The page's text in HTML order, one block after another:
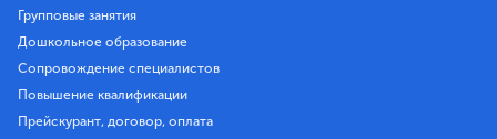
Групповые занятия
Дошкольное образование
Сопровождение специалистов
Повышение квалификации
Прейскурант, договор, оплата